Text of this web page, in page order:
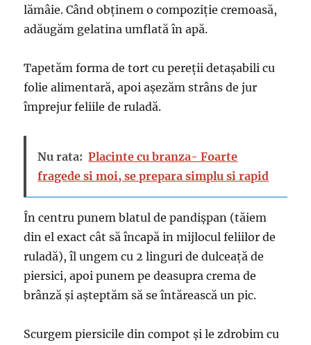
lămâie. Când obținem o compoziție cremoasă,
adăugăm gelatina umflată în apă.
Tapetăm forma de tort cu pereții detașabili cu
folie alimentară, apoi așezăm strâns de jur
împrejur feliile de ruladă.
Nu rata: Placinte cu branza- Foarte
fragede si moi, se prepara simplu si rapid
În centru punem blatul de pandișpan (tăiem
din el exact cât să încapă in mijlocul feliilor de
ruladă), îl ungem cu 2 linguri de dulceață de
piersici, apoi punem pe deasupra crema de
brânză și așteptăm să se întărească un pic.
Scurgem piersicile din compot și le zdrobim cu